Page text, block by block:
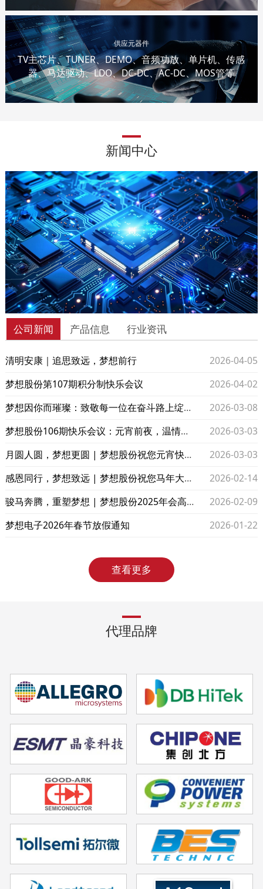
供应元器件
TV主芯片、TUNER、DEMO、音频功放、单片机、传感
器、马达驱动、LDO、DC-DC、AC-DC、MOS管等
新闻中心
公司新闻 产品信息 行业资讯
清明安康｜追思致远，梦想前行
2026-04-05
梦想股份第107期积分制快乐会议
2026-04-02
梦想因你而璀璨：致敬每一位在奋斗路上绽放光芒的她
2026-03-08
梦想股份106期快乐会议：元宵前夜，温情与欢笑提前“圆”满
2026-03-03
月圆人圆，梦想更圆 | 梦想股份祝您元宵快乐！
2026-03-03
感恩同行，梦想致远 | 梦想股份祝您马年大吉！
2026-02-14
骏马奔腾，重塑梦想 | 梦想股份2025年会高光全回顾
2026-02-09
梦想电子2026年春节放假通知
2026-01-22
查看更多
代理品牌